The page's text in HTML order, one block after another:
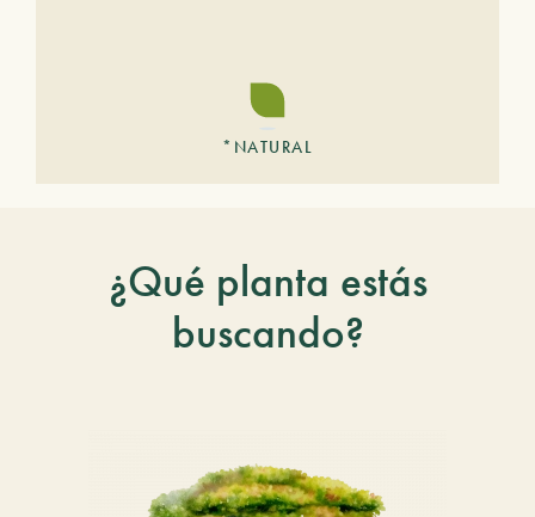
*NATURAL
¿Qué planta estás
buscando?